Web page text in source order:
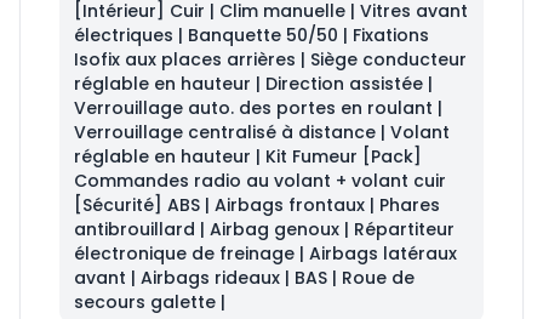
[Intérieur] Cuir | Clim manuelle | Vitres avant
électriques | Banquette 50/50 | Fixations
Isofix aux places arrières | Siège conducteur
réglable en hauteur | Direction assistée |
Verrouillage auto. des portes en roulant |
Verrouillage centralisé à distance | Volant
réglable en hauteur | Kit Fumeur [Pack]
Commandes radio au volant + volant cuir
[Sécurité] ABS | Airbags frontaux | Phares
antibrouillard | Airbag genoux | Répartiteur
électronique de freinage | Airbags latéraux
avant | Airbags rideaux | BAS | Roue de
secours galette |